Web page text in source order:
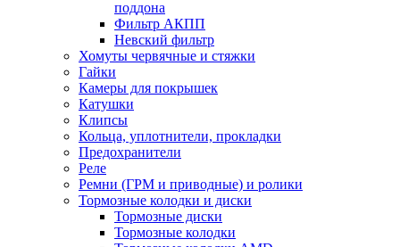
поддона
Фильтр АКПП
Невский фильтр
Хомуты червячные и стяжки
Гайки
Камеры для покрышек
Катушки
Клипсы
Кольца, уплотнители, прокладки
Предохранители
Реле
Ремни (ГРМ и приводные) и ролики
Тормозные колодки и диски
Тормозные диски
Тормозные колодки